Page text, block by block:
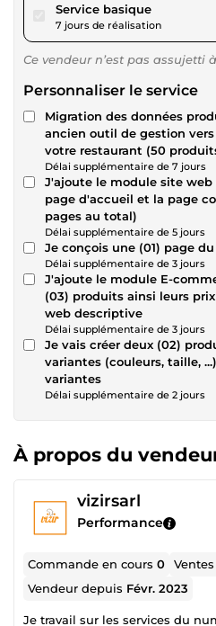
Service basiquepour 115,23
7 jours de réalisation
Ce vendeur n’est pas assujetti
Personnaliser le service
Migration des données
ancien outil de gestion vers
votre restaurant (50
Délai supplémentaire de 7 jours
J'ajoute le module site web
page d'accueil et la page
pages au total)
Délai supplémentaire de 5 jours
Je conçois une (01) page
Délai supplémentaire de 3 jours
J'ajoute le module E-
(03) produits ainsi leurs
web descriptive
Délai supplémentaire de 3 jours
Je vais créer deux (02)
variantes (couleurs, taille,
variantes
Délai supplémentaire de 2 jours
À propos du
vizirsarl
Performance
Commande en cours0
Vendeur depuis Févr. 2023
Je travail sur les services du